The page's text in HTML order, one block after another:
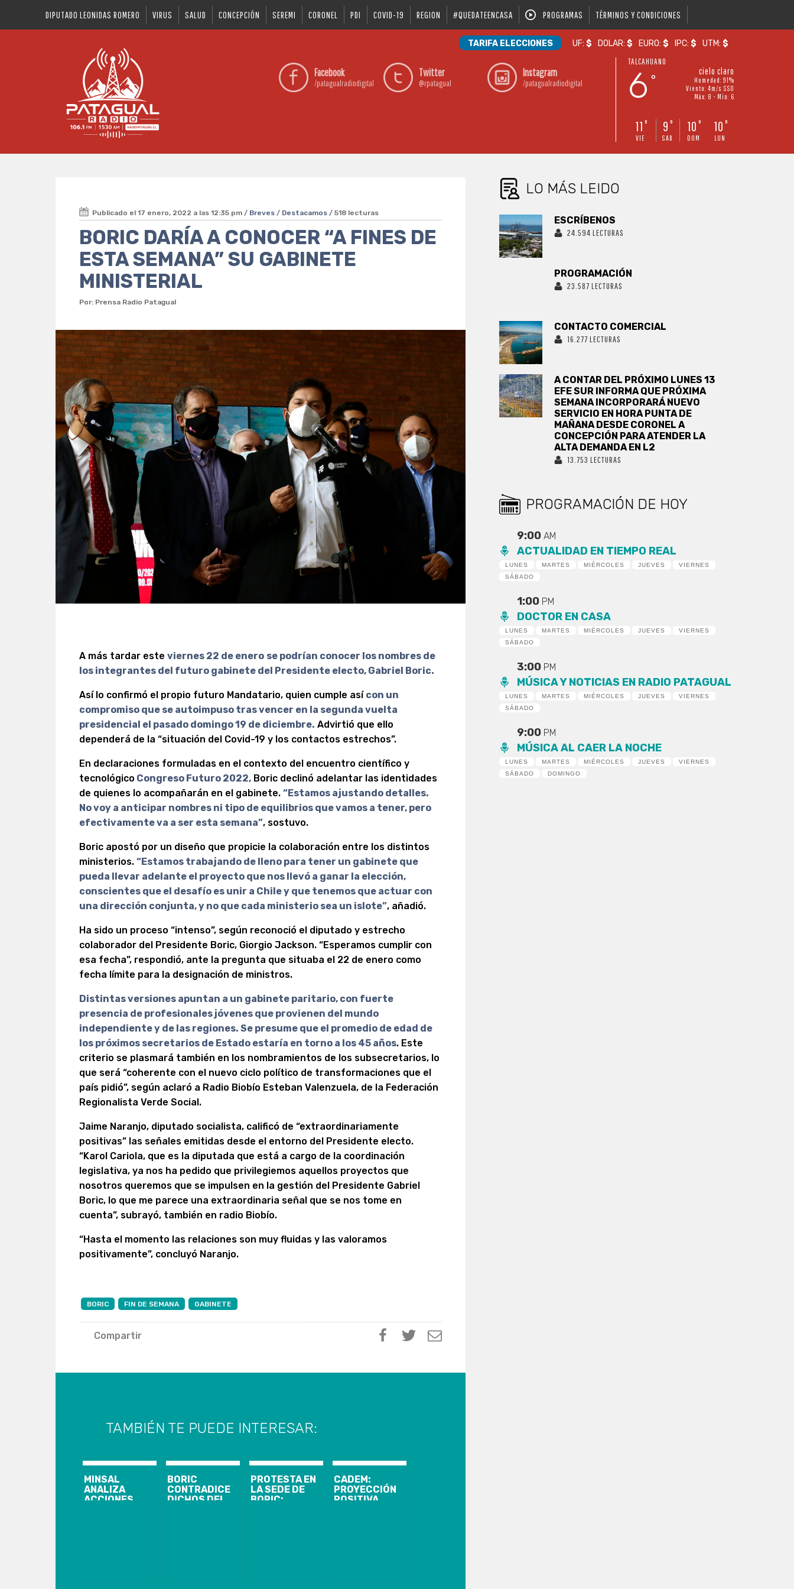
DIPUTADO LEONIDAS ROMERO VIRUS SALUD CONCEPCIÓN SEREMI CORONEL PDI COVID-19 REGION #QUEDATEENCASA PROGRAMAS TÉRMINOS Y CONDICIONES
TARIFA ELECCIONES UF:$ DOLAR:$ EURO:$ IPC:$ UTM:$
Facebook
/patagualradiodigital
Twitter
@rpatagual
Instagram
/patagualradiodigital
TALCAHUANO
6 °
cielo claro
Humedad: 91%
Viento: 4m/s SSO
Máx: 8 • Mín: 6
11 °
VIE
9 °
SAB
10 °
DOM
10 °
LUN
Publicado el 17 enero, 2022 a las 12:35 pm / Breves / Destacamos / 518 lecturas
BORIC DARÍA A CONOCER “A FINES DE
ESTA SEMANA” SU GABINETE
MINISTERIAL
Por: Prensa Radio Patagual
A más tardar esteviernes 22 de enero se podrían conocer los nombres de
los integrantes del futuro gabinete del Presidente electo, Gabriel Boric.
Así lo confirmó el propio futuro Mandatario, quien cumple así con un
compromiso que se autoimpuso tras vencer en la segunda vuelta
presidencial el pasado domingo 19 de diciembre. Advirtió que ello
dependerá de la “situación del Covid-19 y los contactos estrechos”.
En declaraciones formuladas en el contexto del encuentro científico y
tecnológico Congreso Futuro 2022, Boric declinó adelantar las identidades
de quienes lo acompañarán en el gabinete.“Estamos ajustando detalles.
No voy a anticipar nombres ni tipo de equilibrios que vamos a tener, pero
efectivamente va a ser esta semana”, sostuvo.
Boric apostó por un diseño que propicie la colaboración entre los distintos
ministerios.“Estamos trabajando de lleno para tener un gabinete que
pueda llevar adelante el proyecto que nos llevó a ganar la elección,
conscientes que el desafío es unir a Chile y que tenemos que actuar con
una dirección conjunta, y no que cada ministerio sea un islote”, añadió.
Ha sido un proceso “intenso”, según reconoció el diputado y estrecho
colaborador del Presidente Boric, Giorgio Jackson. “Esperamos cumplir con
esa fecha”, respondió, ante la pregunta que situaba el 22 de enero como
fecha límite para la designación de ministros.
Distintas versiones apuntan a un gabinete paritario, con fuerte
presencia de profesionales jóvenes que provienen del mundo
independiente y de las regiones. Se presume que el promedio de edad de
los próximos secretarios de Estado estaría en torno a los 45 años. Este
criterio se plasmará también en los nombramientos de los subsecretarios, lo
que será “coherente con el nuevo ciclo político de transformaciones que el
país pidió”, según aclaró a Radio Biobío Esteban Valenzuela, de la Federación
Regionalista Verde Social.
Jaime Naranjo, diputado socialista, calificó de “extraordinariamente
positivas” las señales emitidas desde el entorno del Presidente electo.
“Karol Cariola, que es la diputada que está a cargo de la coordinación
legislativa, ya nos ha pedido que privilegiemos aquellos proyectos que
nosotros queremos que se impulsen en la gestión del Presidente Gabriel
Boric, lo que me parece una extraordinaria señal que se nos tome en
cuenta”, subrayó, también en radio Biobío.
“Hasta el momento las relaciones son muy fluidas y las valoramos
positivamente”, concluyó Naranjo.
BORIC FIN DE SEMANA GABINETE
Compartir
TAMBIÉN TE PUEDE INTERESAR:
MINSAL
ANALIZA
ACCIONES
BORIC
CONTRADICE
DICHOS DEL
PROTESTA EN
LA SEDE DE
BORIC:
CADEM:
PROYECCIÓN
POSITIVA
LO MÁS LEIDO
ESCRÍBENOS
24.594 LECTURAS
PROGRAMACIÓN
23.587 LECTURAS
CONTACTO COMERCIAL
16.277 LECTURAS
A CONTAR DEL PRÓXIMO LUNES 13
EFE SUR INFORMA QUE PRÓXIMA
SEMANA INCORPORARÁ NUEVO
SERVICIO EN HORA PUNTA DE
MAÑANA DESDE CORONEL A
CONCEPCIÓN PARA ATENDER LA
ALTA DEMANDA EN L2
13.753 LECTURAS
PROGRAMACIÓN DE HOY
9:00AM
ACTUALIDAD EN TIEMPO REAL
LUNES MARTES MIÉRCOLES JUEVES
VIERNES
SÁBADO
1:00 PM
DOCTOR EN CASA
LUNES MARTES MIÉRCOLES JUEVES
VIERNES
SÁBADO
3:00 PM
MÚSICA Y NOTICIAS EN RADIO PATAGUAL
LUNES MARTES MIÉRCOLES JUEVES
VIERNES
SÁBADO
9:00 PM
MÚSICA AL CAER LA NOCHE
LUNES MARTES MIÉRCOLES JUEVES
VIERNES
SÁBADO
DOMINGO